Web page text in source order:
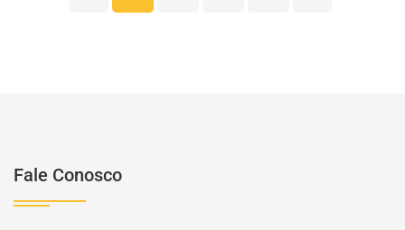
Fale Conosco